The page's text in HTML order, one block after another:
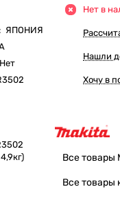
ЯПОНИЯ
Нет
Нет в
Нашли
Хочу в
Все товары
Все товары